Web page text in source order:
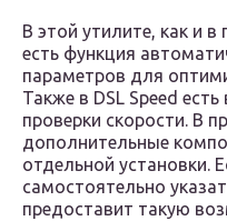
В этой утилите, как и
есть функция
параметров для
Также в DSL Speed
проверки скорости. В
дополнительные
отдельной установки.
самостоятельно
предоставит такую